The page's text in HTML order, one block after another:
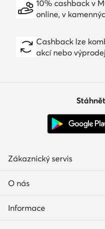
10% cashback v
online, v
Cashback lze
akcí nebo
Zákaznický servis
O nás
Informace